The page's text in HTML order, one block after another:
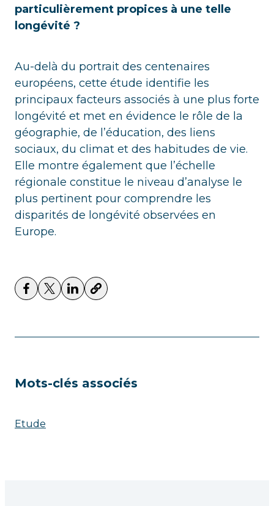
particulièrement propices à une telle
longévité ?
Au-delà du portrait des centenaires
européens, cette étude identifie les
principaux facteurs associés à une plus forte
longévité et met en évidence le rôle de la
géographie, de l’éducation, des liens
sociaux, du climat et des habitudes de vie.
Elle montre également que l’échelle
régionale constitue le niveau d’analyse le
plus pertinent pour comprendre les
disparités de longévité observées en
Europe.
Mots-clés associés
Etude